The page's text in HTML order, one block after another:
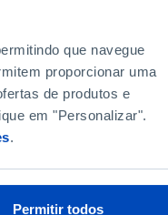
que navegue
proporcionar uma
de produtos e
em "Personalizar".
.
Permitir todos
ORDENAR POR